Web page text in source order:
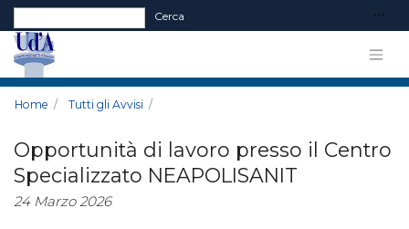
Form di ricerca
Cerca
Home Tutti gli Avvisi
Opportunità di lavoro presso il Centro
Specializzato NEAPOLISANIT
24 Marzo 2026